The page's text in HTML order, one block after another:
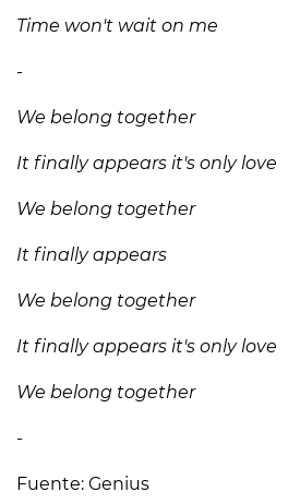
Time won't wait on me
-
We belong together
It finally appears it's only love
We belong together
It finally appears
We belong together
It finally appears it's only love
We belong together
-
Fuente: Genius